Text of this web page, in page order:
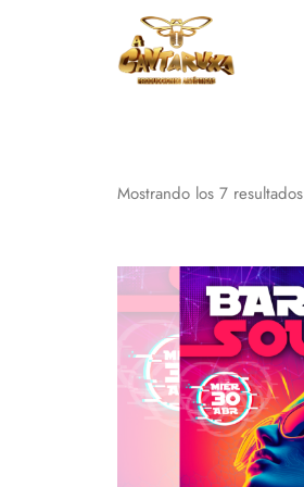
Mostrando los 7 resultados